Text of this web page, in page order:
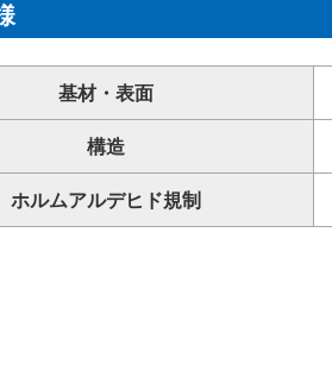
基材・表面
構造
ホルムアルデヒド規制